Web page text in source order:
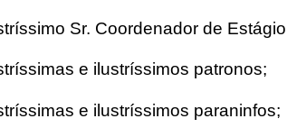
Sr. Coordenador de
e ilustríssimos patronos;
e ilustríssimos paraninfos;